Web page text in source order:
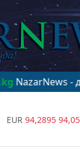
- дүйнө
EUR 94,2895